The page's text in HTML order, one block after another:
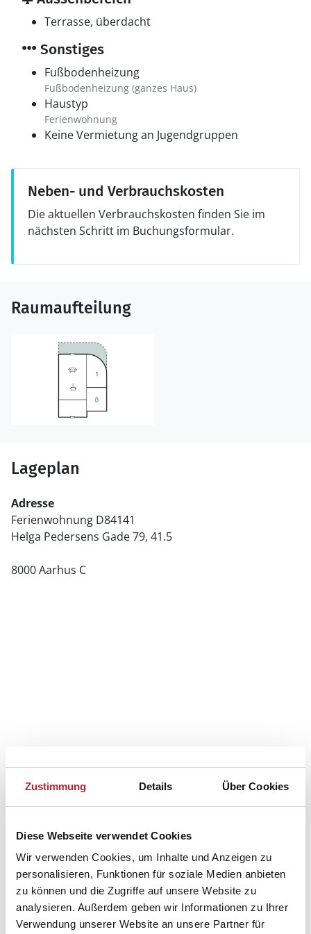
Zustimmung Details Über Cookies
Diese Webseite verwendet Cookies
Wir verwenden Cookies, um Inhalte und Anzeigen zu
personalisieren, Funktionen für soziale Medien anbieten
zu können und die Zugriffe auf unsere Website zu
analysieren. Außerdem geben wir Informationen zu Ihrer
Verwendung unserer Website an unsere Partner für
Terrasse, überdacht
Sonstiges
Fußbodenheizung
Fußbodenheizung (ganzes Haus)
Haustyp
Ferienwohnung
Keine Vermietung an Jugendgruppen
Neben- und Verbrauchskosten
Die aktuellen Verbrauchskosten finden Sie im
nächsten Schritt im Buchungsformular.
Raumaufteilung
Lageplan
Adresse
Ferienwohnung D84141
Helga Pedersens Gade 79, 41.5
8000 Aarhus C
Belegungskalender
Reisedauer auswählen
Anzahl Reisende auswählen